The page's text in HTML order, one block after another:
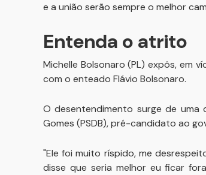
e a união serão sempre o melhor
Entenda o atrito
Michelle Bolsonaro (PL) expôs, em
com o enteado Flávio Bolsonaro.
O desentendimento surge de uma
Gomes (PSDB), pré-candidato ao
"Ele foi muito ríspido, me
disse que seria melhor eu ficar